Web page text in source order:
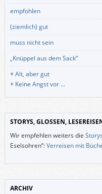
empfohlen
(ziemlich) gut
muss nicht sein
„Knüppel aus dem Sack“
+Alt, aber gut
+ Keine Angst vor …
STORYS, GLOSSEN,
Wir empfehlen weiters die Storys
Eselsohren“:Verreisen mit
ARCHIV